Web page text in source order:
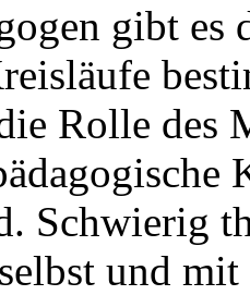
gibt es
Rolle des
Schwierig
und